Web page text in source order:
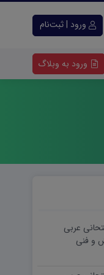
ورود | ثبت‌نام
ورود به وبلاگ
عربی
و فنی